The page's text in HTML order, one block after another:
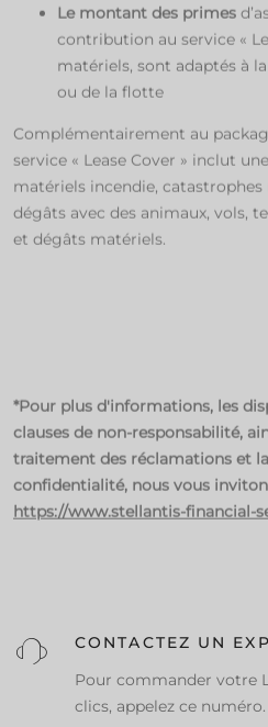
Le montant des primes
contribution au service «
matériels, sont adaptés à
ou de la flotte​ ​
Complémentairement au
service « Lease Cover » inclut
matériels incendie, catastrophes
dégâts avec des animaux, vols,
et dégâts matériels.​
*Pour plus d'informations, les
clauses de non-responsabilité,
traitement des réclamations et
confidentialité, nous vous
https://www.stellantis-financial-
CONTACTEZ UN
Pour commander votre
clics, appelez ce numéro.